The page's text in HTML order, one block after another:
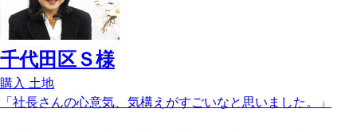
千代田区Ｓ様
購入 土地
「社長さんの心意気、気構えがすごいなと思いました。」